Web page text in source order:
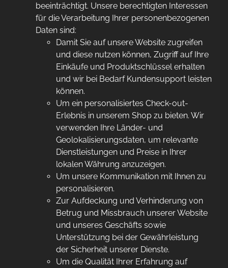
beeinträchtigt. Unsere berechtigten Interessen
für die Verarbeitung Ihrer personenbezogenen
Daten sind:
Damit Sie auf unsere Website zugreifen
und diese nutzen können, Zugriff auf Ihre
Einkäufe und Produktschlüssel erhalten
und wir bei Bedarf Kundensupport leisten
können.
Um ein personalisiertes Check-out-
Erlebnis in unserem Shop zu bieten. Wir
verwenden Ihre Länder- und
Geolokalisierungsdaten, um relevante
Dienstleistungen und Preise in Ihrer
lokalen Währung anzuzeigen.
Um unsere Kommunikation mit Ihnen zu
personalisieren.
Zur Aufdeckung und Verhinderung von
Betrug und Missbrauch unserer Website
und unseres Geschäfts sowie
Unterstützung bei der Gewährleistung
der Sicherheit unserer Dienste.
Um die Qualität Ihrer Erfahrung auf